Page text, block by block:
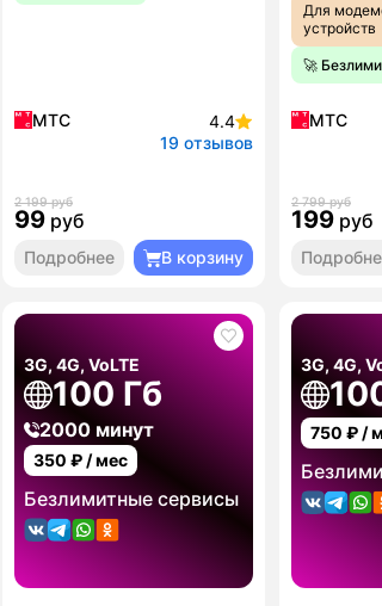
МТС
4.4
19 отзывов
2 199 руб
99 руб
Подробнее В корзину
Для
устройств
🚀
МТС
2 799 руб
199 руб
3G, 4G, VoLTE
100 Гб
2000 минут
350 ₽ / мес
Безлимитные сервисы
3G, 4G,
750 ₽ /